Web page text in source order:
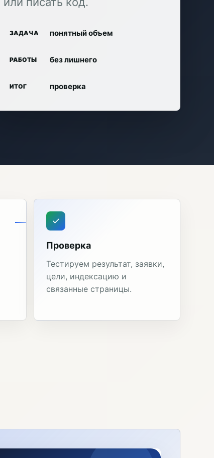
ЗАДАЧА понятный объем
РАБОТЫ без лишнего
ИТОГ проверка
Проверка
Тестируем результат, заявки,
цели, индексацию и
связанные страницы.